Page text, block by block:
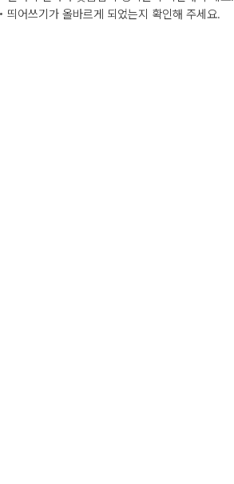
띄어쓰기가 올바르게 되었는지 확인해 주세요.